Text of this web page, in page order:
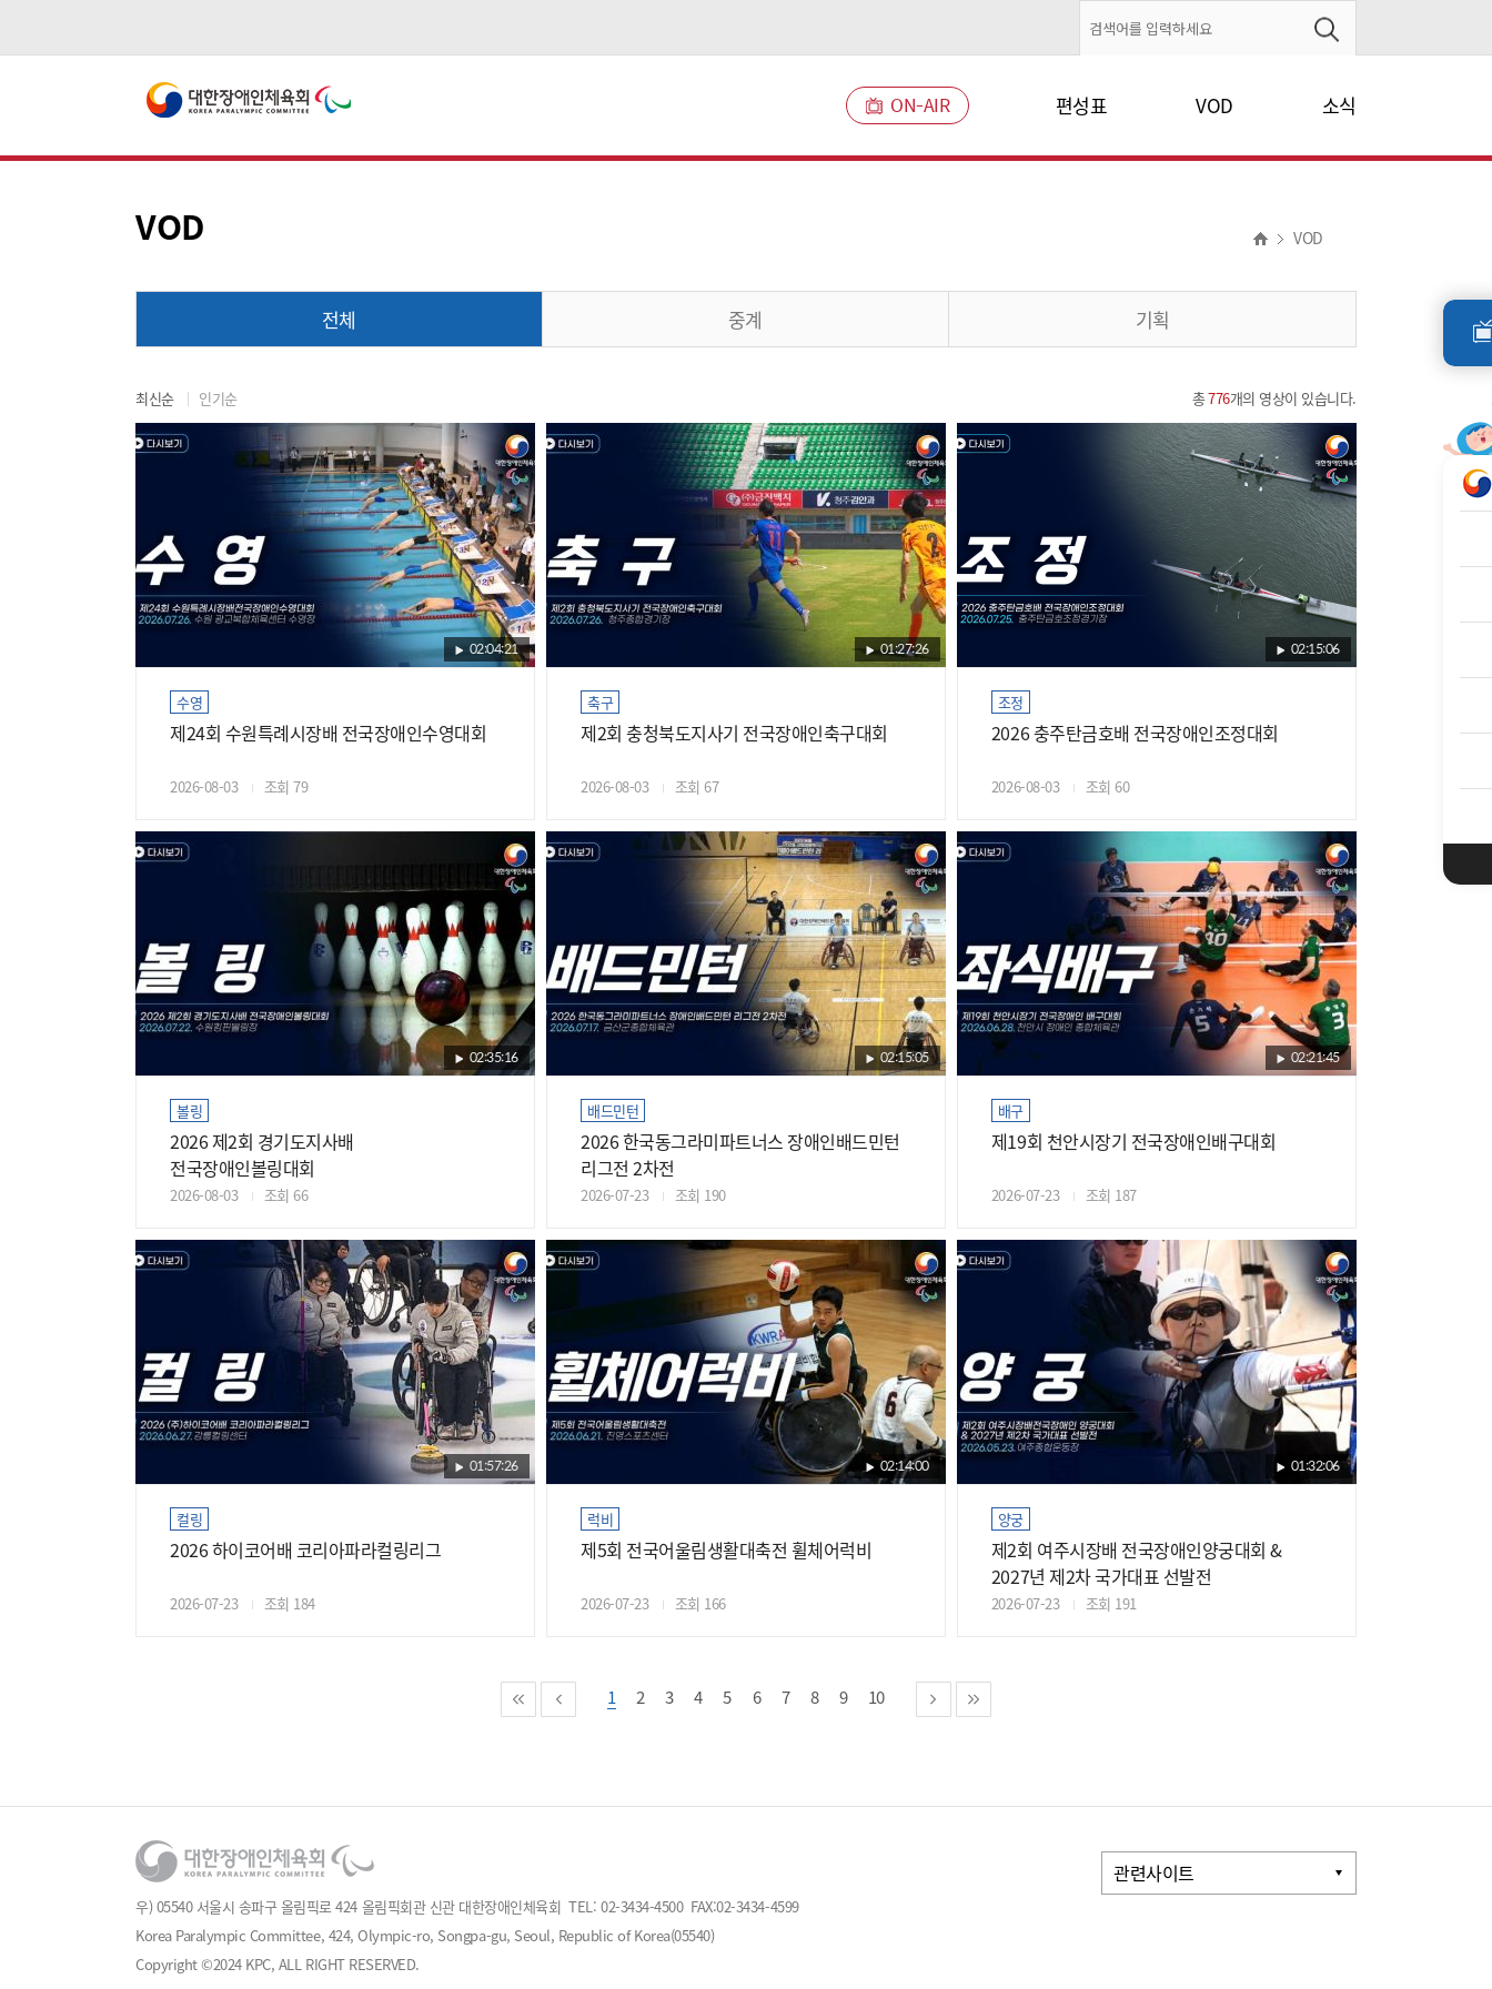
ON-AIR 편성표 VOD 소식
VOD
VOD
전체 중계 기획
최신순 인기순 총776개의 영상이 있습니다.
02:04:21
수영
제24회 수원특례시장배 전국장애인수영대회
2026-08-03 조회 79
01:27:26
축구
제2회 충청북도지사기 전국장애인축구대회
2026-08-03 조회 67
02:15:06
조정
2026 충주탄금호배 전국장애인조정대회
2026-08-03 조회 60
02:35:16
볼링
2026 제2회 경기도지사배
전국장애인볼링대회
2026-08-03 조회 66
02:15:05
배드민턴
2026 한국동그라미파트너스 장애인배드민턴
리그전 2차전
2026-07-23 조회 190
02:21:45
배구
제19회 천안시장기 전국장애인배구대회
2026-07-23 조회 187
01:57:26
컬링
2026 하이코어배 코리아파라컬링리그
2026-07-23 조회 184
02:14:00
럭비
제5회 전국어울림생활대축전 휠체어럭비
2026-07-23 조회 166
01:32:06
양궁
제2회 여주시장배 전국장애인양궁대회 &
2027년 제2차 국가대표 선발전
2026-07-23 조회 191
1 2 3 4 5 6 7 8 9 10
관련사이트
우) 05540 서울시 송파구 올림픽로 424 올림픽회관 신관 대한장애인체육회 TEL: 02-3434-4500 FAX:02-3434-4599
Korea Paralympic Committee, 424, Olympic-ro, Songpa-gu, Seoul, Republic of Korea(05540)
Copyright ©2024 KPC, ALL RIGHT RESERVED.